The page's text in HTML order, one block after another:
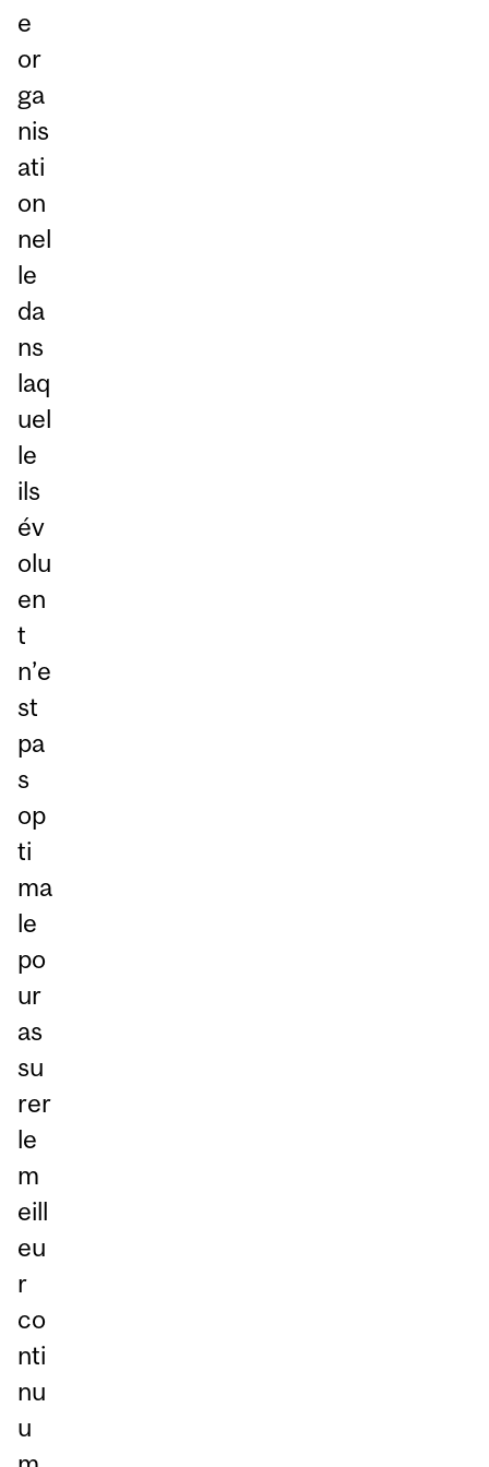
e
or
ga
nis
ati
on
nel
le
da
ns
laq
uel
le
ils
év
olu
en
t
n’e
st
pa
s
op
ti
ma
le
po
ur
as
su
rer
le
m
eill
eu
r
co
nti
nu
u